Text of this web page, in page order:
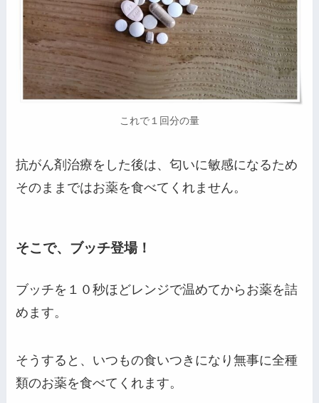
これで１回分の量
抗がん剤治療をした後は、匂いに敏感になるため
そのままではお薬を食べてくれません。
そこで、ブッチ登場！
ブッチを１０秒ほどレンジで温めてからお薬を詰
めます。
そうすると、いつもの食いつきになり無事に全種
類のお薬を食べてくれます。